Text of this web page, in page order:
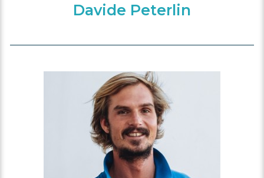
Davide Peterlin